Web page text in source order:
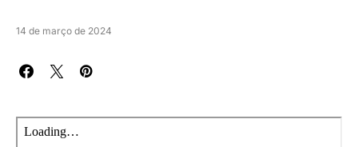
14 de março de 2024